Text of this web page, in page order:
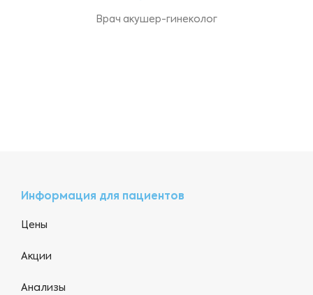
Врач акушер-гинеколог
Информация для пациентов
Цены
Акции
Анализы